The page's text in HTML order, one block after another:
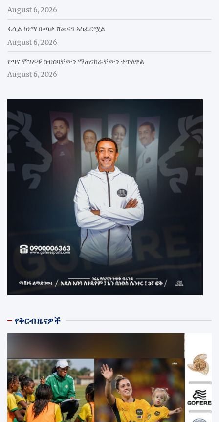
August 6, 2026
ፋሲል ከነማ ቡጣቃ ሸመናን አስፈርሟል
August 6, 2026
የጣና ሞገዶቹ ስብስባቸውን ማጠናከራቸውን ቀጥለዋል
August 6, 2026
የቅርብ ዜናዎች